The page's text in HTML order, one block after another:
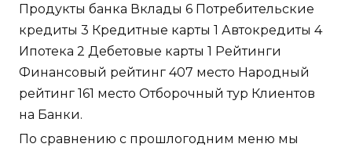
Продукты банка Вклады 6 Потребительские
кредиты 3 Кредитные карты 1 Автокредиты 4
Ипотека 2 Дебетовые карты 1 Рейтинги
Финансовый рейтинг 407 место Народный
рейтинг 161 место Отборочный тур Клиентов
на Банки.
По сравнению с прошлогодним меню мы